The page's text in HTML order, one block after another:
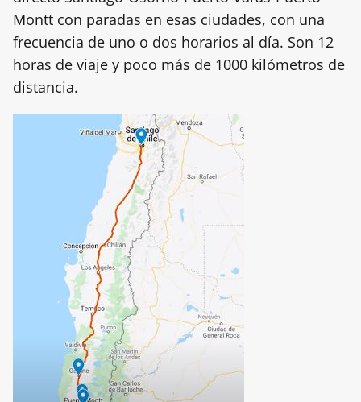
Montt con paradas en esas ciudades, con una
frecuencia de uno o dos horarios al día. Son 12
horas de viaje y poco más de 1000 kilómetros de
distancia.